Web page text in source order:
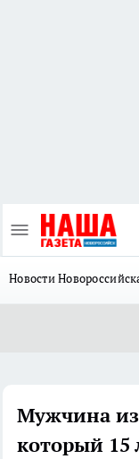
Новости
Мужчина из
который 15